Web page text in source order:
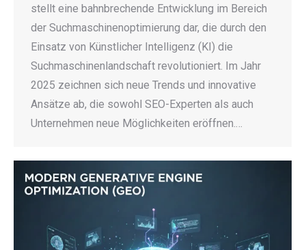
stellt eine bahnbrechende Entwicklung im Bereich
der Suchmaschinenoptimierung dar, die durch den
Einsatz von Künstlicher Intelligenz (KI) die
Suchmaschinenlandschaft revolutioniert. Im Jahr
2025 zeichnen sich neue Trends und innovative
Ansätze ab, die sowohl SEO-Experten als auch
Unternehmen neue Möglichkeiten eröffnen.…